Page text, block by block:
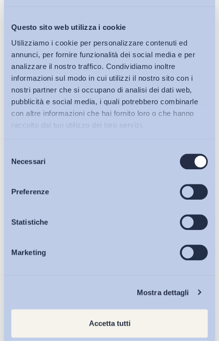
Questo sito web utilizza i cookie
Utilizziamo i cookie per personalizzare contenuti ed
annunci, per fornire funzionalità dei social media e per
analizzare il nostro traffico. Condividiamo inoltre
informazioni sul modo in cui utilizzi il nostro sito con i
nostri partner che si occupano di analisi dei dati web,
pubblicità e social media, i quali potrebbero combinarle
con altre informazioni che hai fornito loro o che hanno
raccolto dal tuo utilizzo dei loro servizi.
delNecessari
Preferenze
Statistiche
Marketing
Mostra dettagli
Accetta tutti
Bollettini ADAPT
Articoli
Osservatori
Eventi
Iscriviti alla Newsletter